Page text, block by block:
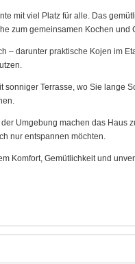
mit viel Platz für alle. Das
zum gemeinsamen Kochen und
– darunter praktische Kojen im
Terrasse, wo Sie lange
Umgebung machen das Haus
nur entspannen möchten.
Komfort, Gemütlichkeit und